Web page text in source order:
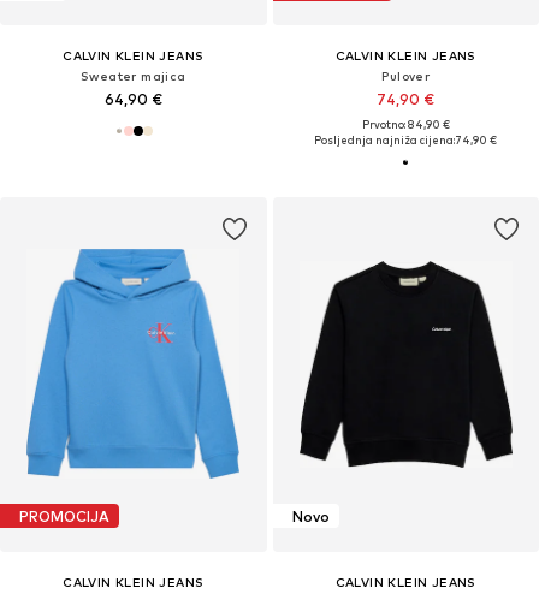
CALVIN KLEIN JEANS
Sweater majica
64,90 €
CALVIN KLEIN JEANS
Pulover
74,90 €
Prvotno: 84,90 €
Posljednja najniža cijena:74,90 €
PROMOCIJA
CALVIN KLEIN JEANS
Novo
CALVIN KLEIN JEANS